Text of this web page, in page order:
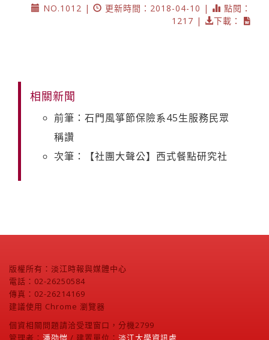
NO.1012 |
更新時間：2018-04-10 |
點閱：
1217 |
下載：
相關新聞
前筆：石門風箏節保險系45生服務民眾
稱讚
次筆：【社團大聲公】西式餐點研究社
版權所有：淡江時報與媒體中心
電話：02-26250584
傳真：02-26214169
建議使用 Chrome 瀏覽器
個資相關問題請洽受理窗口，分機2799
管理者： 潘劭愷 / 建置單位： 淡江大學資訊處